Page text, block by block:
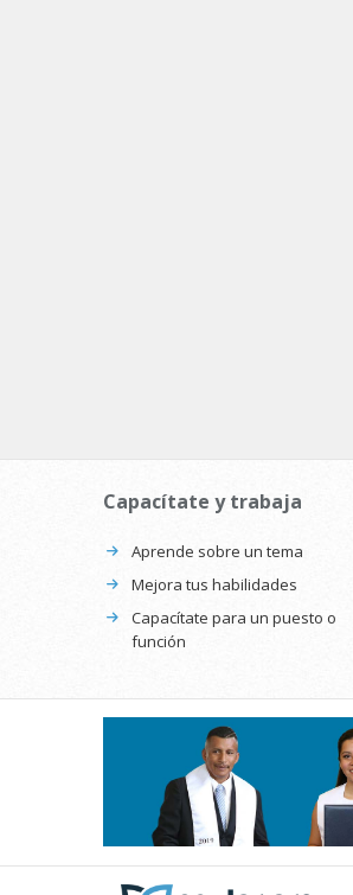
Capacítate y trabaja
Aprende sobre un tema
Mejora tus habilidades
Capacítate para un puesto o
función